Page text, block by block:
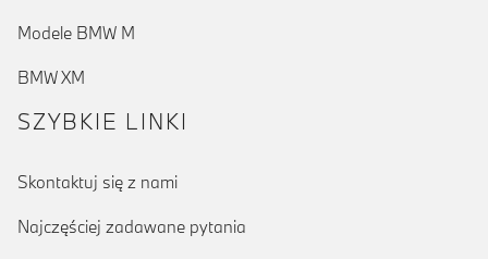
Modele BMW M
BMW XM
SZYBKIE LINKI
Skontaktuj się z nami
Najczęściej zadawane pytania